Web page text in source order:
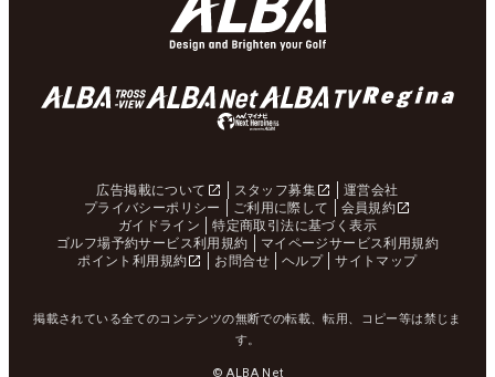
広告掲載について スタッフ募集
運営会社
プライバシーポリシー
ご利用に際して
会員規約
ガイドライン
特定商取引法に基づく表示
ゴルフ場予約サービス利用規約
マイページサービス利用規約
ポイント利用規約
お問合せ ヘルプ サイトマップ
掲載されている全てのコンテンツの無断での転載、転用、コピー等は禁じま
す。
© ALBA Net